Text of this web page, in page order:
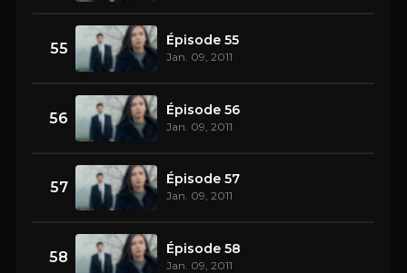
55 Épisode 55
Jan. 09, 2011
56 Épisode 56
Jan. 09, 2011
57 Épisode 57
Jan. 09, 2011
58 Épisode 58
Jan. 09, 2011